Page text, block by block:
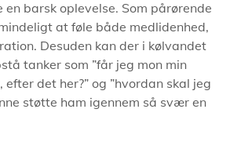
barsk oplevelse. Som pårørende
at føle både medlidenhed,
Desuden kan der i kølvandet
tanker som ”får jeg mon min
det her?” og ”hvordan skal jeg
støtte ham igennem så svær en